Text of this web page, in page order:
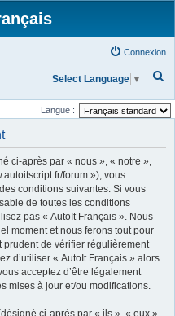
Connexion
c
Select Language ▼
Langue :
ci-après par « nous », « notre »,
forum »), vous
conditions suivantes. Si vous
de toutes les conditions
pas « AutoIt Français ». Nous
moment et nous ferons tout pour
prudent de vérifier régulièrement
d’utiliser « AutoIt Français » alors
acceptez d’être légalement
mises à jour et/ou modifications.
ci-après par « ils », « eux »,